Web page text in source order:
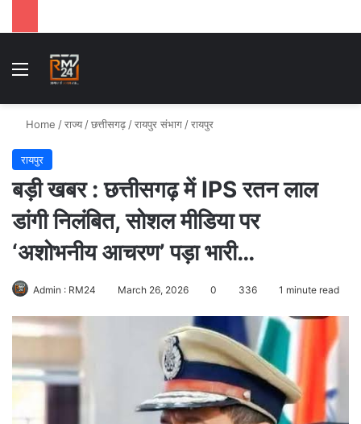
Menu
Home /राज्य /छत्तीसगढ़ /रायपुर संभाग /रायपुर
रायपुर
बड़ी खबर : छत्तीसगढ़ में IPS रतन लाल
डांगी निलंबित, सोशल मीडिया पर
‘अशोभनीय आचरण’ पड़ा भारी…
Admin : RM24 March 26, 2026 0 336 1 minute read